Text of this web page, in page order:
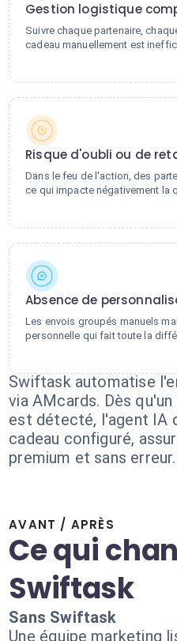
Gestion logistique
Suivre chaque partenaire,
cadeau manuellement est
Risque d'oubli ou de
Dans le feu de l'action, des
ce qui impacte négativement la
Absence de
Les envois groupés manuels
personnelle qui fait toute la
Swiftask automatise
via AMcards. Dès
est détecté, l'agent IA
cadeau configuré,
premium et sans erreur.
AVANT / APRÈS
Ce qui
Swiftask
Sans Swiftask
Une équipe marketing